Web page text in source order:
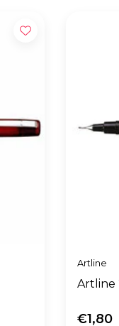
Artline
Artline
€1,80